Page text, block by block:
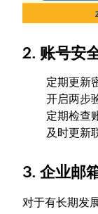
2. 账号安
定期更新
开启两步
定期检查
及时更新
3. 企业邮
对于有长期发